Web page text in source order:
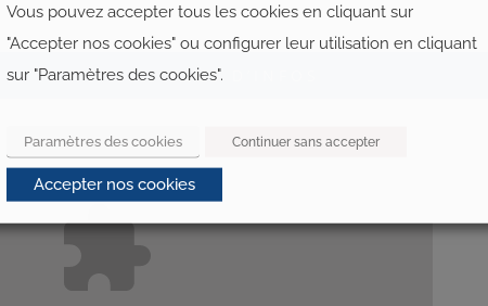
PLUS D’INFOS
Vous pouvez accepter tous les cookies en cliquant sur
"Accepter nos cookies" ou configurer leur utilisation en cliquant
sur "Paramètres des cookies".
Paramètres des cookies Continuer sans accepter
Accepter nos cookies